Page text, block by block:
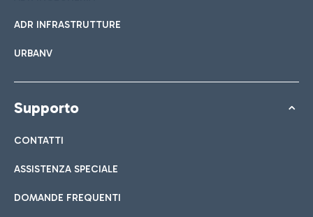
ADR INFRASTRUTTURE
URBANV
Supporto
CONTATTI
ASSISTENZA SPECIALE
DOMANDE FREQUENTI